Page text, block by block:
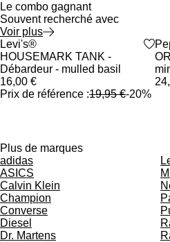
Le combo gagnant
Souvent recherché avec
Voir plus
Faire défiler le carrousel de
Promo heart_outlined
Levi's®
HOUSEMARK TANK -
Débardeur - mulled basil
16,00 €
Prix de référence :19,95 €-20%
Faire défiler le carrousel de
Plus de marques
adidas
ASICS
Calvin Klein
Champion
Converse
Diesel
Dr. Martens